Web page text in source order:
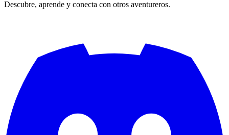
Descubre, aprende y conecta con otros aventureros.